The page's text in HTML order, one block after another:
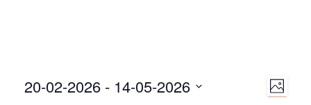
NB
B
20-02-2026 - 14-05-2026